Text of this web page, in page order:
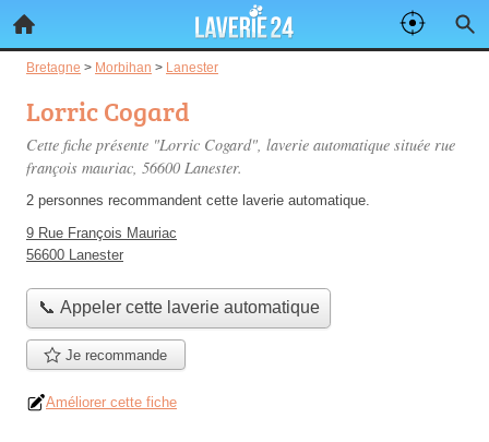
Bretagne > Morbihan > Lanester
Lorric Cogard
Cette fiche présente "Lorric Cogard", laverie automatique située rue
françois mauriac, 56600 Lanester.
2 personnes recommandent cette laverie automatique.
9 Rue François Mauriac
56600 Lanester
📞 Appeler cette laverie automatique
Je recommande
Améliorer cette fiche